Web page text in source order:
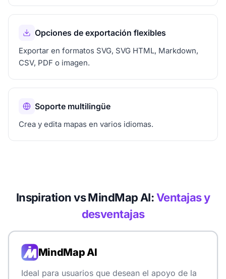
Opciones de exportación flexibles
Exportar en formatos SVG, SVG HTML, Markdown,
CSV, PDF o imagen.
Soporte multilingüe
Crea y edita mapas en varios idiomas.
Inspiration vs MindMap AI:Ventajas y
desventajas
MindMap AI
Ideal para usuarios que desean el apoyo de la